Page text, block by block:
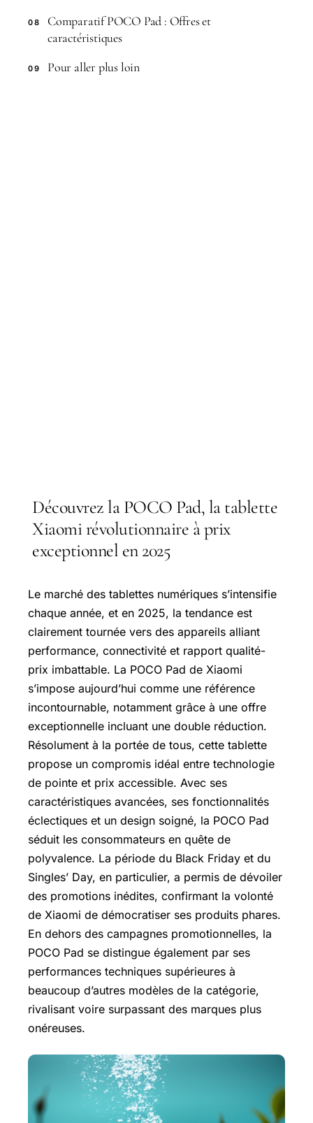
08
Comparatif POCO Pad : Offres et
caractéristiques
09 Pour aller plus loin
Découvrez la POCO Pad, la tablette
Xiaomi révolutionnaire à prix
exceptionnel en 2025
Le marché des tablettes numériques s’intensifie
chaque année, et en 2025, la tendance est
clairement tournée vers des appareils alliant
performance, connectivité et rapport qualité-
prix imbattable. La POCO Pad de Xiaomi
s’impose aujourd’hui comme une référence
incontournable, notamment grâce à une offre
exceptionnelle incluant une double réduction.
Résolument à la portée de tous, cette tablette
propose un compromis idéal entre technologie
de pointe et prix accessible. Avec ses
caractéristiques avancées, ses fonctionnalités
éclectiques et un design soigné, la POCO Pad
séduit les consommateurs en quête de
polyvalence. La période du Black Friday et du
Singles’ Day, en particulier, a permis de dévoiler
des promotions inédites, confirmant la volonté
de Xiaomi de démocratiser ses produits phares.
En dehors des campagnes promotionnelles, la
POCO Pad se distingue également par ses
performances techniques supérieures à
beaucoup d’autres modèles de la catégorie,
rivalisant voire surpassant des marques plus
onéreuses.